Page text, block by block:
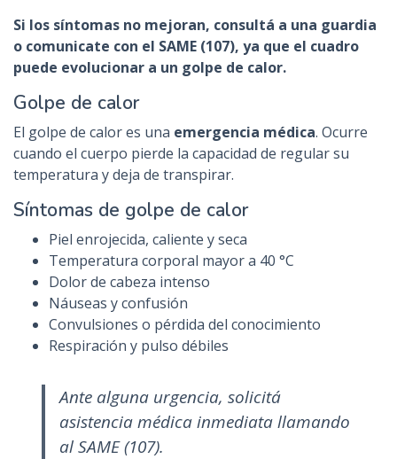
Si los síntomas no mejoran, consultá a una guardia
o comunicate con el SAME (107), ya que el cuadro
puede evolucionar a un golpe de calor.
Golpe de calor
El golpe de calor es una emergencia médica. Ocurre
cuando el cuerpo pierde la capacidad de regular su
temperatura y deja de transpirar.
Síntomas de golpe de calor
Piel enrojecida, caliente y seca
Temperatura corporal mayor a 40 °C
Dolor de cabeza intenso
Náuseas y confusión
Convulsiones o pérdida del conocimiento
Respiración y pulso débiles
Ante alguna urgencia, solicitá
asistencia médica inmediata llamando
al SAME (107).